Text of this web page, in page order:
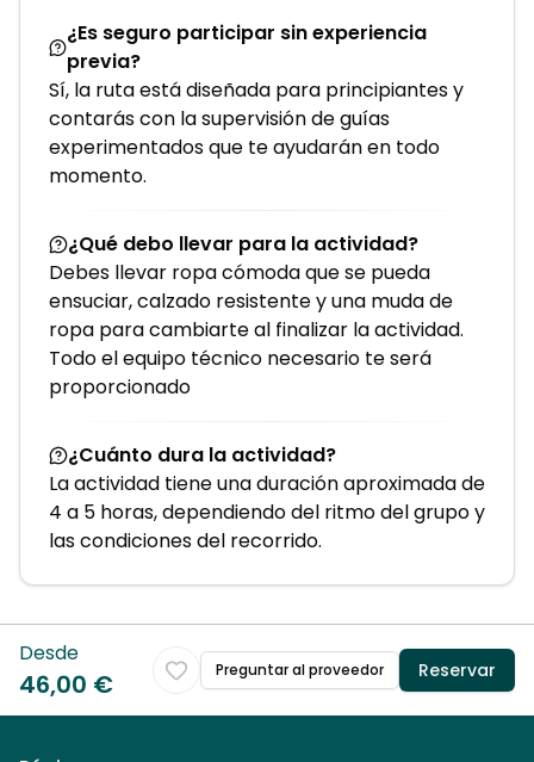
¿Es seguro participar sin experiencia
previa?
Sí, la ruta está diseñada para principiantes y
contarás con la supervisión de guías
experimentados que te ayudarán en todo
momento.
¿Qué debo llevar para la actividad?
Debes llevar ropa cómoda que se pueda
ensuciar, calzado resistente y una muda de
ropa para cambiarte al finalizar la actividad.
Todo el equipo técnico necesario te será
proporcionado
¿Cuánto dura la actividad?
La actividad tiene una duración aproximada de
4 a 5 horas, dependiendo del ritmo del grupo y
las condiciones del recorrido.
Desde
46,00 € Preguntar al proveedor Reservar